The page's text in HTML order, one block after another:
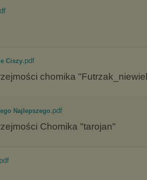
Ciszy.pdf
chomika
Najlepszego.pdf
Chomika "tarojan"